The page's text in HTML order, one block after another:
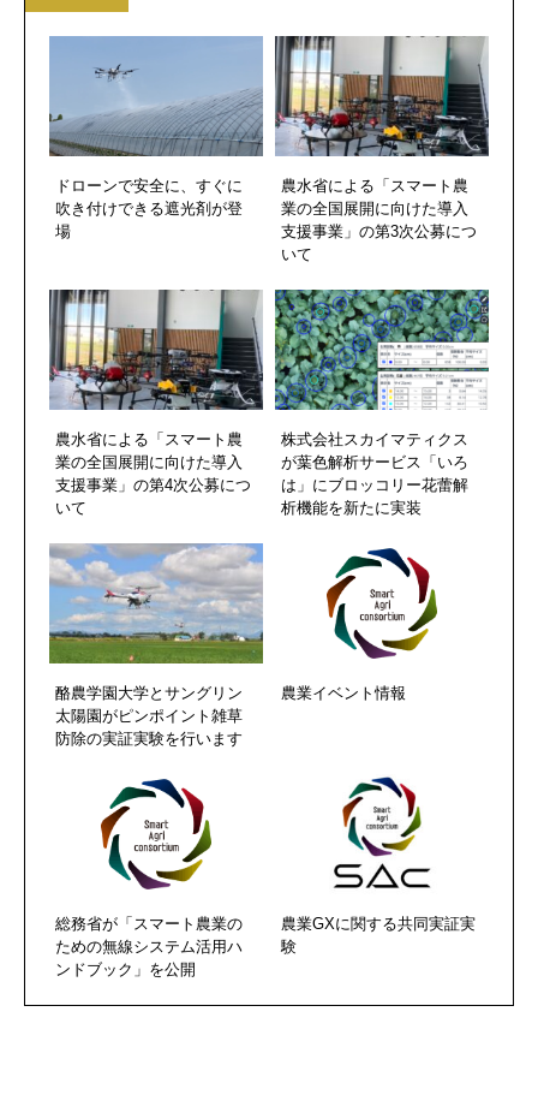
ドローンで安全に、すぐに
吹き付けできる遮光剤が登
場
農水省による「スマート農
業の全国展開に向けた導入
支援事業」の第3次公募につ
いて
農水省による「スマート農
業の全国展開に向けた導入
支援事業」の第4次公募につ
いて
株式会社スカイマティクス
が葉色解析サービス「いろ
は」にブロッコリー花蕾解
析機能を新たに実装
酪農学園大学とサングリン
太陽園がピンポイント雑草
防除の実証実験を行います
農業イベント情報
総務省が「スマート農業の
ための無線システム活用ハ
ンドブック」を公開
農業GXに関する共同実証実
験